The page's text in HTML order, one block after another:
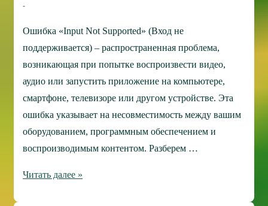
Ошибка «Input Not Supported» (Вход не
поддерживается) – распространенная проблема,
возникающая при попытке воспроизвести видео,
аудио или запустить приложение на компьютере,
смартфоне, телевизоре или другом устройстве. Эта
ошибка указывает на несовместимость между вашим
оборудованием, программным обеспечением и
воспроизводимым контентом. Разберем …
Ошибка
Читать далее »